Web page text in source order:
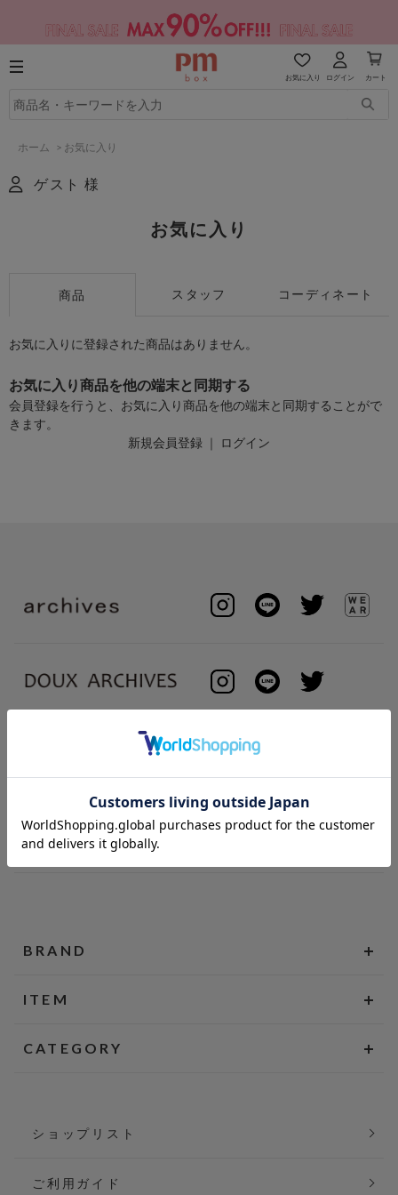
お気に入り ログイン カート
ホーム > お気に入り
ゲスト 様
お気に入り
商品 スタッフ コーディネート
お気に入りに登録された商品はありません。
お気に入り商品を他の端末と同期する
会員登録を行うと、お気に入り商品を他の端末と同期することがで
きます。
新規会員登録 ｜ ログイン
BRAND
ITEM
CATEGORY
ショップリスト
ご利用ガイド